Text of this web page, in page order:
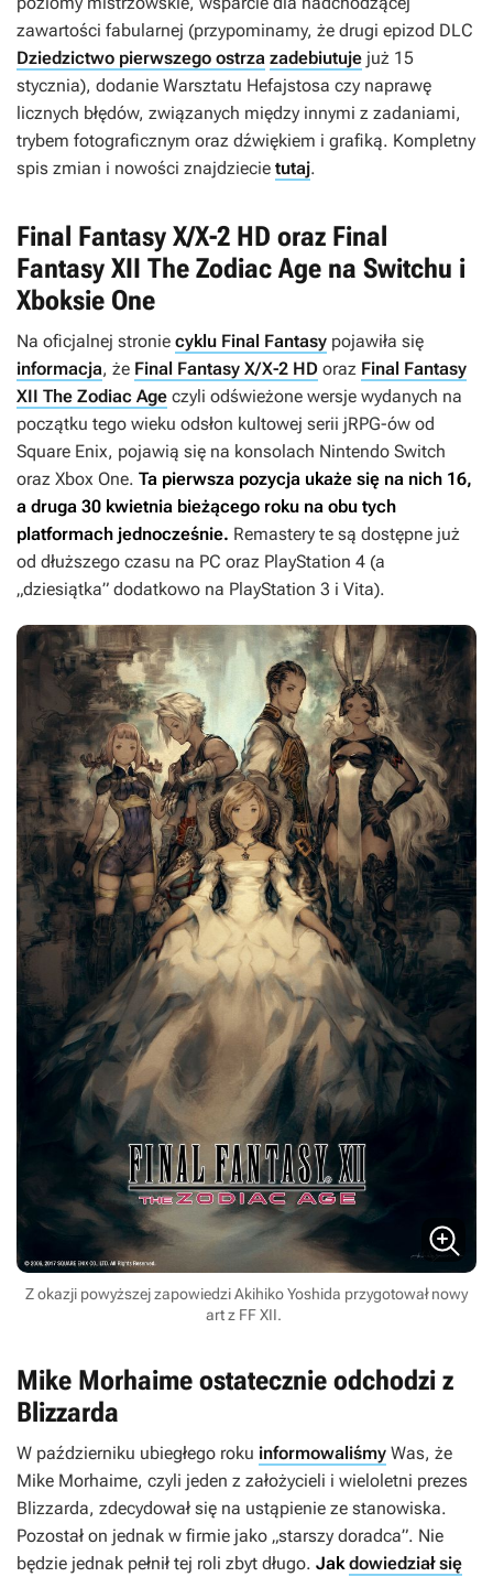
zawartości fabularnej (przypominamy, że drugi epizod DLC
Dziedzictwo pierwszego ostrza zadebiutuje już 15
stycznia), dodanie Warsztatu Hefajstosa czy naprawę
licznych błędów, związanych między innymi z zadaniami,
trybem fotograficznym oraz dźwiękiem i grafiką. Kompletny
spis zmian i nowości znajdziecie tutaj.
Final Fantasy X/X-2 HD oraz Final
Fantasy XII The Zodiac Age na Switchu i
Xboksie One
Na oficjalnej stronie cyklu Final Fantasy pojawiła się
informacja, że Final Fantasy X/X-2 HD oraz Final Fantasy
XII The Zodiac Age czyli odświeżone wersje wydanych na
początku tego wieku odsłon kultowej serii jRPG-ów od
Square Enix, pojawią się na konsolach Nintendo Switch
oraz Xbox One. Ta pierwsza pozycja ukaże się na nich 16,
a druga 30 kwietnia bieżącego roku na obu tych
platformach jednocześnie. Remastery te są dostępne już
od dłuższego czasu na PC oraz PlayStation 4 (a
„dziesiątka” dodatkowo na PlayStation 3 i Vita).
Z okazji powyższej zapowiedzi Akihiko Yoshida przygotował nowy
art z FF XII.
Mike Morhaime ostatecznie odchodzi z
Blizzarda
W październiku ubiegłego roku informowaliśmy Was, że
Mike Morhaime, czyli jeden z założycieli i wieloletni prezes
Blizzarda, zdecydował się na ustąpienie ze stanowiska.
Pozostał on jednak w firmie jako „starszy doradca”. Nie
będzie jednak pełnił tej roli zbyt długo. Jak dowiedział się